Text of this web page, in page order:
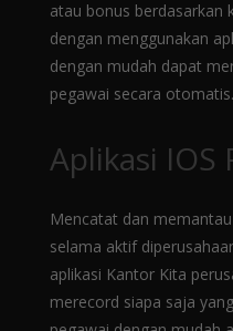
atau bonus berdasarkan
dengan menggunakan
dengan mudah dapat
pegawai secara otomatis.
Aplikasi IOS
Mencatat dan
selama aktif
aplikasi Kantor Kita
merecord siapa saja